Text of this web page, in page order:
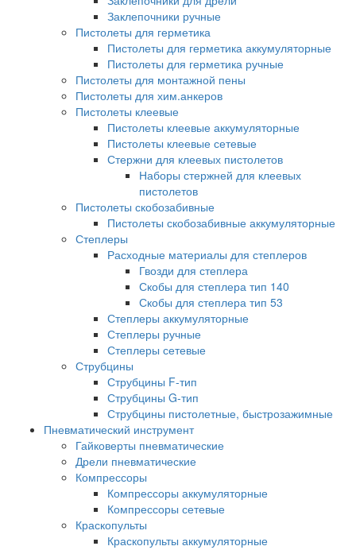
Заклепочники ручные
Пистолеты для герметика
Пистолеты для герметика аккумуляторные
Пистолеты для герметика ручные
Пистолеты для монтажной пены
Пистолеты для хим.анкеров
Пистолеты клеевые
Пистолеты клеевые аккумуляторные
Пистолеты клеевые сетевые
Стержни для клеевых пистолетов
Наборы стержней для клеевых
пистолетов
Пистолеты скобозабивные
Пистолеты скобозабивные аккумуляторные
Степлеры
Расходные материалы для степлеров
Гвозди для степлера
Скобы для степлера тип 140
Скобы для степлера тип 53
Степлеры аккумуляторные
Степлеры ручные
Степлеры сетевые
Струбцины
Струбцины F-тип
Струбцины G-тип
Струбцины пистолетные, быстрозажимные
Пневматический инструмент
Гайковерты пневматические
Дрели пневматические
Компрессоры
Компрессоры аккумуляторные
Компрессоры сетевые
Краскопульты
Краскопульты аккумуляторные